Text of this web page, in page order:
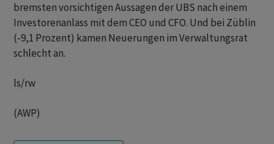
bremsten vorsichtigen Aussagen der UBS nach einem
Investorenanlass mit dem CEO und CFO. Und bei Züblin
(-9,1 Prozent) kamen Neuerungen im Verwaltungsrat
schlecht an.
ls/rw
(AWP)